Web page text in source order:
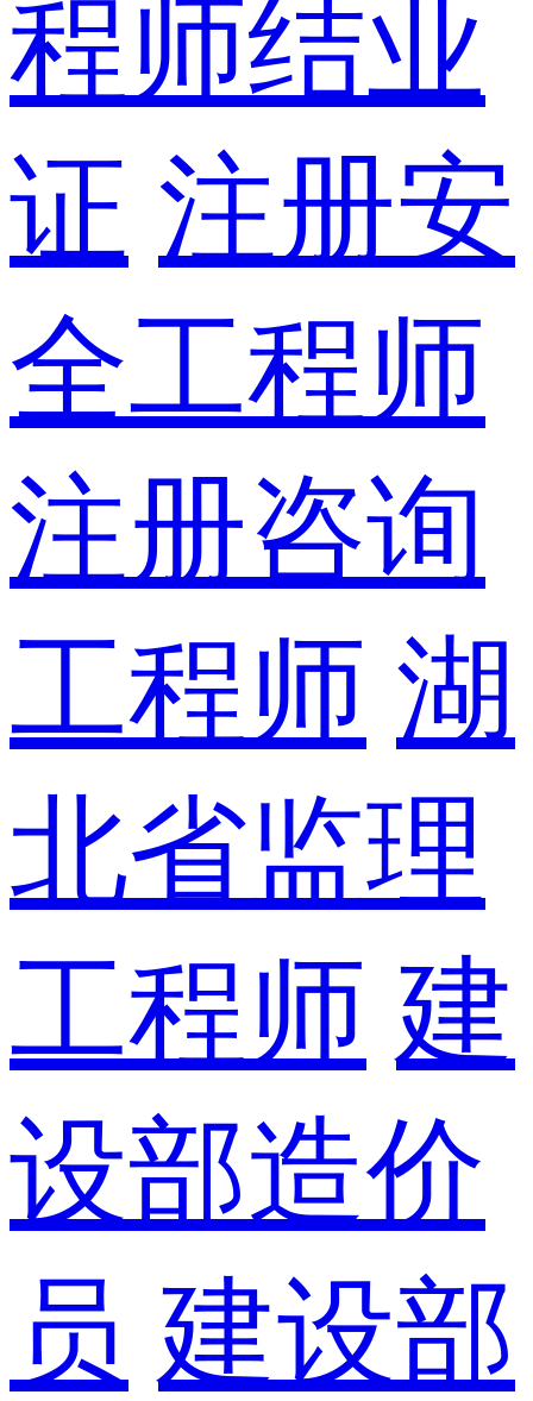
程师结业
证 注册安
全工程师
注册咨询
工程师 湖
北省监理
工程师 建
设部造价
员 建设部